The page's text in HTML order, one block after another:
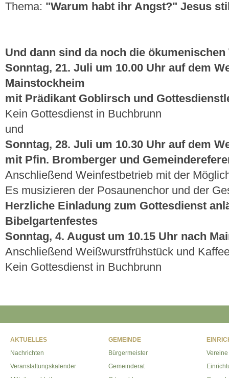
Thema: "Warum habt ihr Angst?" Jesus
Und dann sind da noch die
Sonntag, 21. Juli um 10.00 Uhr auf dem
Mainstockheim
mit Prädikant Goblirsch und
Kein Gottesdienst in Buchbrunn
und
Sonntag, 28. Juli um 10.30 Uhr auf dem
mit Pfin. Bromberger und
Anschließend Weinfestbetrieb mit der
Es musizieren der Posaunenchor und der
Herzliche Einladung zum Gottesdienst
Bibelgartenfestes
Sonntag, 4. August um 10.15 Uhr nach
Anschließend Weißwurstfrühstück und
Kein Gottesdienst in Buchbrunn
AKTUELLES
Nachrichten
Veranstaltungskalender
GEMEINDE
Bürgermeister
Gemeinderat